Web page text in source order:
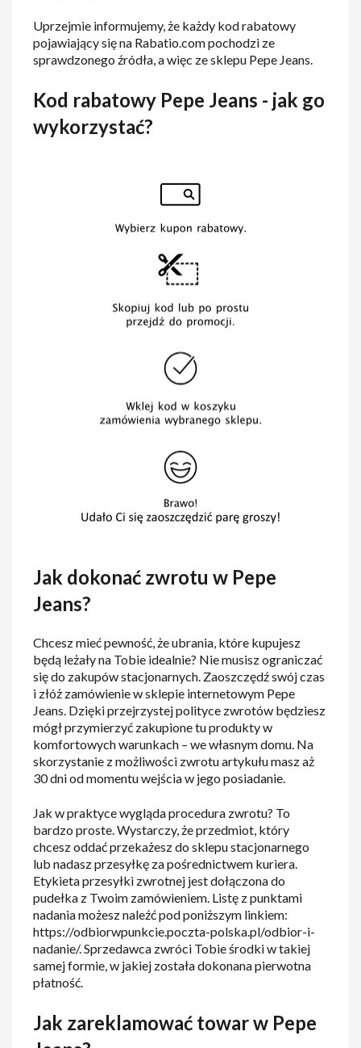
Uprzejmie informujemy, że każdy kod rabatowy
pojawiający się na Rabatio.com pochodzi ze
sprawdzonego źródła, a więc ze sklepu Pepe Jeans.
Kod rabatowy Pepe Jeans - jak go
wykorzystać?
Jak dokonać zwrotu w Pepe
Jeans?
Chcesz mieć pewność, że ubrania, które kupujesz
będą leżały na Tobie idealnie? Nie musisz ograniczać
się do zakupów stacjonarnych. Zaoszczędź swój czas
i złóż zamówienie w sklepie internetowym Pepe
Jeans. Dzięki przejrzystej polityce zwrotów będziesz
mógł przymierzyć zakupione tu produkty w
komfortowych warunkach – we własnym domu. Na
skorzystanie z możliwości zwrotu artykułu masz aż
30 dni od momentu wejścia w jego posiadanie.
Jak w praktyce wygląda procedura zwrotu? To
bardzo proste. Wystarczy, że przedmiot, który
chcesz oddać przekażesz do sklepu stacjonarnego
lub nadasz przesyłkę za pośrednictwem kuriera.
Etykieta przesyłki zwrotnej jest dołączona do
pudełka z Twoim zamówieniem. Listę z punktami
nadania możesz naleźć pod poniższym linkiem:
https://odbiorwpunkcie.poczta-polska.pl/odbior-i-
nadanie/. Sprzedawca zwróci Tobie środki w takiej
samej formie, w jakiej została dokonana pierwotna
płatność.
Jak zareklamować towar w Pepe